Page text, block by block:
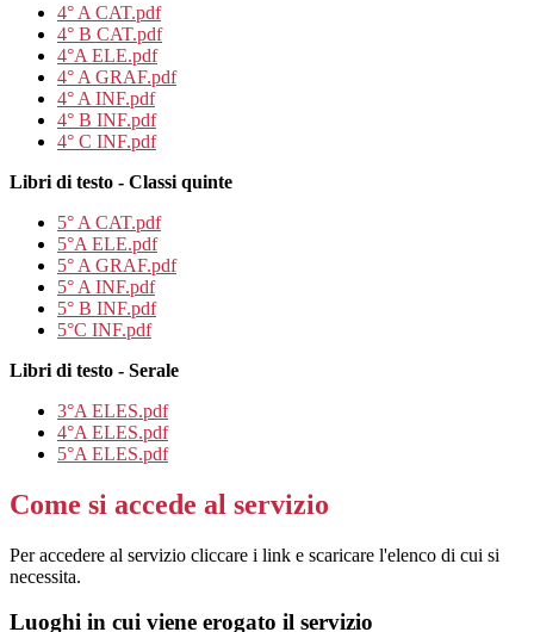
4° A CAT.pdf
4° B CAT.pdf
4°A ELE.pdf
4° A GRAF.pdf
4° A INF.pdf
4° B INF.pdf
4° C INF.pdf
Libri di testo - Classi quinte
5° A CAT.pdf
5°A ELE.pdf
5° A GRAF.pdf
5° A INF.pdf
5° B INF.pdf
5°C INF.pdf
Libri di testo - Serale
3°A ELES.pdf
4°A ELES.pdf
5°A ELES.pdf
Come si accede al servizio
Per accedere al servizio cliccare i link e scaricare l'elenco di cui si
necessita.
Luoghi in cui viene erogato il servizio